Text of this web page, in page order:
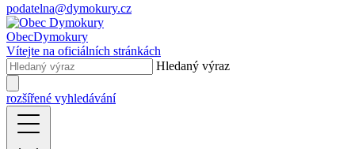
podatelna@dymokury.cz
ObecDymokury
Vítejte na oficiálních stránkách
Hledaný výraz
rozšířené vyhledávání